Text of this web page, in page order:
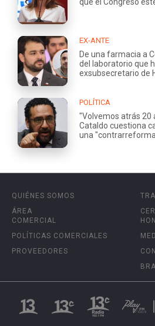
EX-ANTE
De una farmacia a
del laboratorio que
exsubsecretario de
POLÍTICA
"Volvemos atrás 20
Cataldo cuestiona
una
QUIÉNES SOMOS
ÁREA
COMERCIAL
POLÍTICAS COMERCIALES
PROVEEDORES